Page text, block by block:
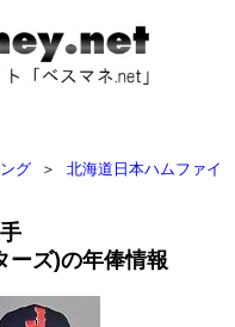
グ ＞
北海道日本ハムファイ
ーズ)の年俸情報